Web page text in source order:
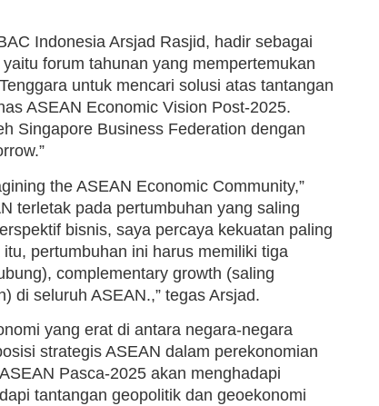
Indonesia Arsjad Rasjid, hadir sebagai
forum tahunan yang mempertemukan
untuk mencari solusi atas tantangan
ASEAN Economic Vision Post-2025.
Singapore Business Federation dengan
the ASEAN Economic Community,”
terletak pada pertumbuhan yang saling
bisnis, saya percaya kekuatan paling
pertumbuhan ini harus memiliki tiga
complementary growth (saling
di seluruh ASEAN.,” tegas Arsjad.
yang erat di antara negara-negara
strategis ASEAN dalam perekonomian
Pasca-2025 akan menghadapi
tantangan geopolitik dan geoekonomi